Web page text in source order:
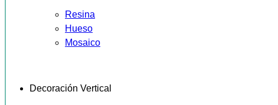
Resina
Hueso
Mosaico
Decoración Vertical